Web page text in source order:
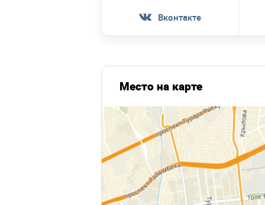
Вконтакте
Место на карте